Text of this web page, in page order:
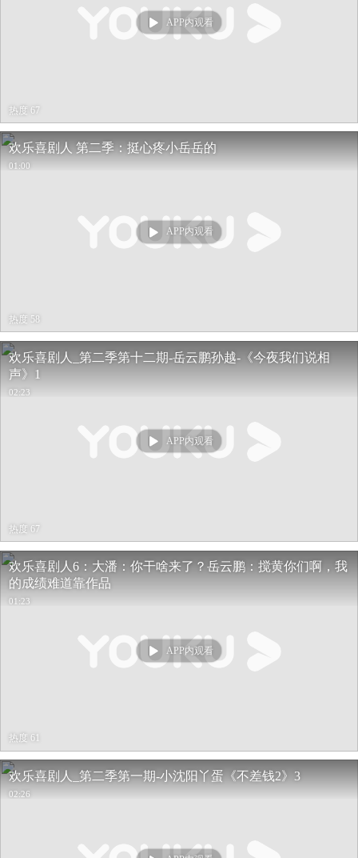
APP内观看
热度 67
欢乐喜剧人 第二季：挺心疼小岳岳的
01:00
APP内观看
热度 58
欢乐喜剧人_第二季第十二期-岳云鹏孙越-《今夜我们说相
声》1
02:23
APP内观看
热度 67
欢乐喜剧人6：大潘：你干啥来了？岳云鹏：搅黄你们啊，我
的成绩难道靠作品
01:23
APP内观看
热度 61
欢乐喜剧人_第二季第一期-小沈阳丫蛋《不差钱2》3
02:26